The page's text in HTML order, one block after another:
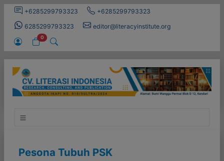
+6285299793323
+6285299793323
6285299793323
editor@literacyinstitute.org
0
Pesona Tubuh PSK